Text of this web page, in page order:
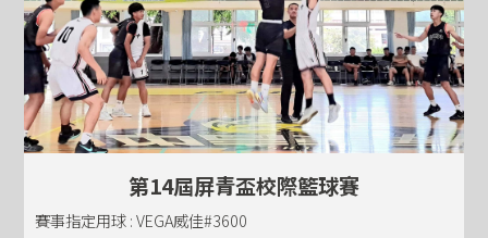
第14屆屏青盃校際籃球賽
賽事指定用球 : VEGA威佳#3600